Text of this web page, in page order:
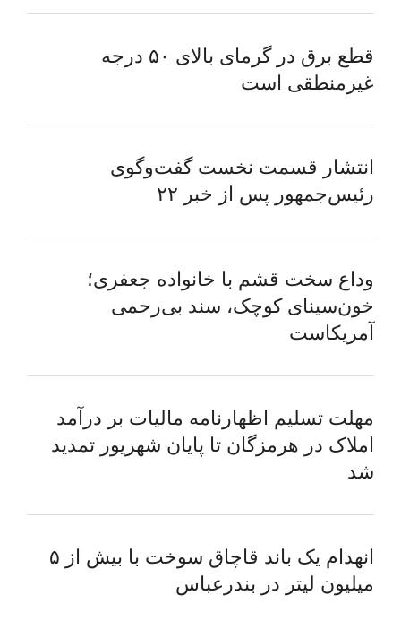
قطع برق در گرمای بالای ۵۰ درجه
غیرمنطقی است
انتشار قسمت نخست گفت‌وگوی
رئیس‌جمهور پس از خبر ۲۲
وداع سخت قشم با خانواده جعفری؛
خون‌سینای کوچک، سند بی‌رحمی
آمریکاست
مهلت تسلیم اظهارنامه مالیات بر درآمد
املاک در هرمزگان تا پایان شهریور تمدید
شد
انهدام یک باند قاچاق سوخت با بیش از ۵
میلیون لیتر در بندرعباس